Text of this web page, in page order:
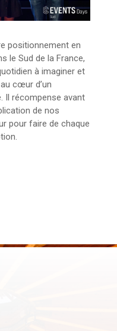
positionnement en
le Sud de la France,
à imaginer et
cœur d’un
Il récompense avant
de nos
pour faire de chaque